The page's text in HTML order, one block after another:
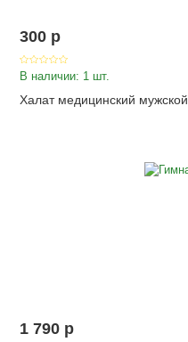
300 p
В наличии: 1 шт.
Халат медицинский мужской
1 790 p